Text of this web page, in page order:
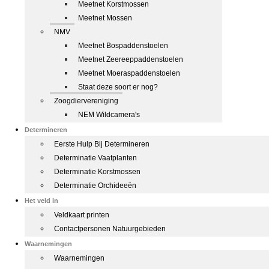
Meetnet Korstmossen
Meetnet Mossen
NMV
Meetnet Bospaddenstoelen
Meetnet Zeereeppaddenstoelen
Meetnet Moeraspaddenstoelen
Staat deze soort er nog?
Zoogdiervereniging
NEM Wildcamera's
Determineren
Eerste Hulp Bij Determineren
Determinatie Vaatplanten
Determinatie Korstmossen
Determinatie Orchideeën
Het veld in
Veldkaart printen
Contactpersonen Natuurgebieden
Waarnemingen
Waarnemingen